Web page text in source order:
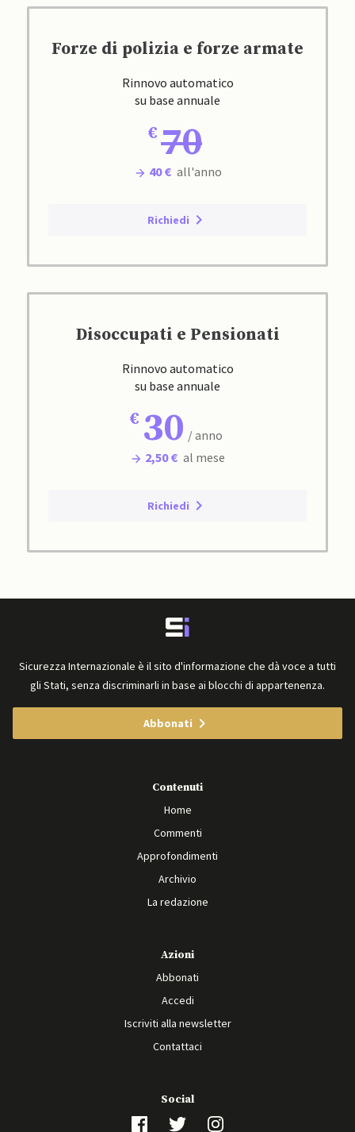
Forze di polizia e forze armate
Rinnovo automatico
su base annuale
70
40 € all'anno
Richiedi
Disoccupati e Pensionati
Rinnovo automatico
su base annuale
30 / anno
2,50 € al mese
Richiedi
Sicurezza Internazionale è il sito d'informazione che dà voce a tutti
gli Stati, senza discriminarli in base ai blocchi di appartenenza.
Abbonati
Contenuti
Home
Commenti
Approfondimenti
Archivio
La redazione
Azioni
Abbonati
Accedi
Iscriviti alla newsletter
Contattaci
Social